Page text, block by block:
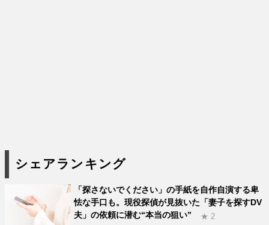
シェアランキング
「探さないでください」の手紙を自作自演する卑
怯な手口も。現役探偵が見抜いた「妻子を探すDV
夫」の依頼に潜む“本当の狙い”
★ 2